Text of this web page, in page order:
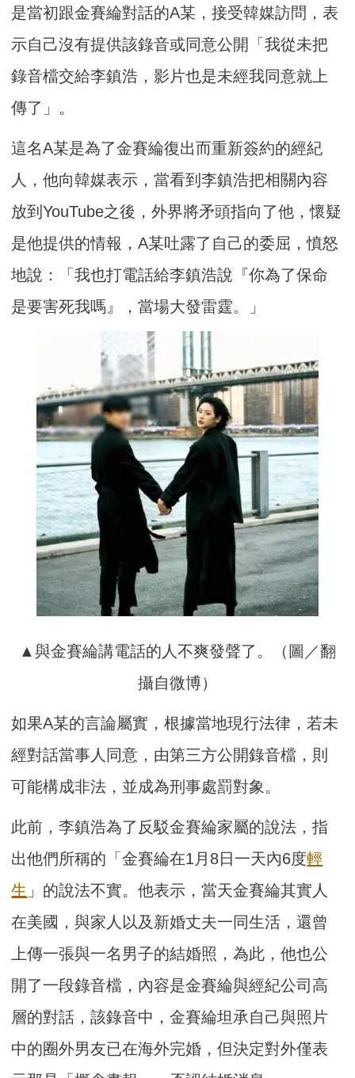
是當初跟金賽綸對話的A某，接受韓媒訪問，表
示自己沒有提供該錄音或同意公開「我從未把
錄音檔交給李鎮浩，影片也是未經我同意就上
傳了」。
這名A某是為了金賽綸復出而重新簽約的經紀
人，他向韓媒表示，當看到李鎮浩把相關內容
放到YouTube之後，外界將矛頭指向了他，懷疑
是他提供的情報，A某吐露了自己的委屈，憤怒
地說：「我也打電話給李鎮浩說『你為了保命
是要害死我嗎』，當場大發雷霆。」
▲與金賽綸講電話的人不爽發聲了。（圖／翻
攝自微博）
如果A某的言論屬實，根據當地現行法律，若未
經對話當事人同意，由第三方公開錄音檔，則
可能構成非法，並成為刑事處罰對象。
此前，李鎮浩為了反駁金賽綸家屬的說法，指
出他們所稱的「金賽綸在1月8日一天內6度輕
生 」的說法不實。他表示，當天金賽綸其實人
在美國，與家人以及新婚丈夫一同生活，還曾
上傳一張與一名男子的結婚照，為此，他也公
開了一段錄音檔，內容是金賽綸與經紀公司高
層的對話，該錄音中，金賽綸坦承自己與照片
中的圈外男友已在海外完婚，但決定對外僅表